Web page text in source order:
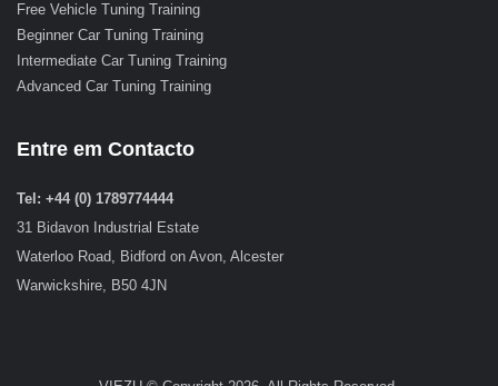
Free Vehicle Tuning Training
Beginner Car Tuning Training
Intermediate Car Tuning Training
Advanced Car Tuning Training
Entre em Contacto
Tel: +44 (0) 1789774444
31 Bidavon Industrial Estate
Waterloo Road, Bidford on Avon, Alcester
Warwickshire, B50 4JN